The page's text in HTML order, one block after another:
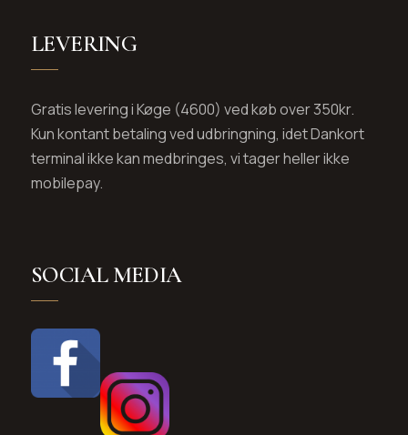
LEVERING
Gratis levering i Køge (4600) ved køb over 350kr.
Kun kontant betaling ved udbringning, idet Dankort
terminal ikke kan medbringes, vi tager heller ikke
mobilepay.
SOCIAL MEDIA